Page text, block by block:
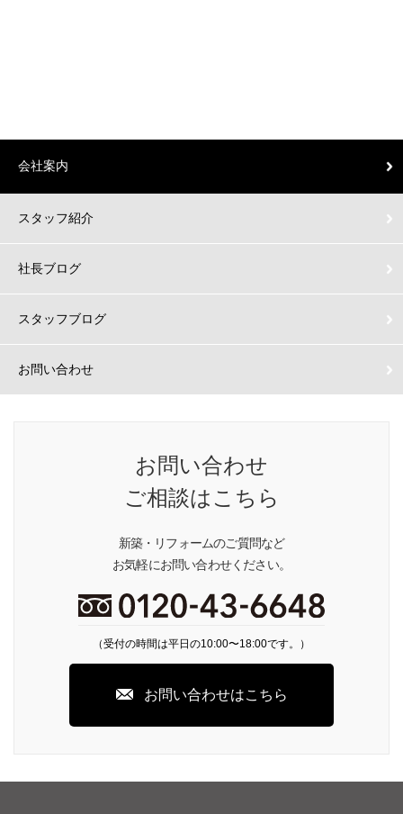
会社案内
スタッフ紹介
社長ブログ
スタッフブログ
お問い合わせ
お問い合わせ
ご相談はこちら
新築・リフォームのご質問など
お気軽にお問い合わせください。
（受付の時間は平日の10:00〜18:00です。）
お問い合わせはこちら